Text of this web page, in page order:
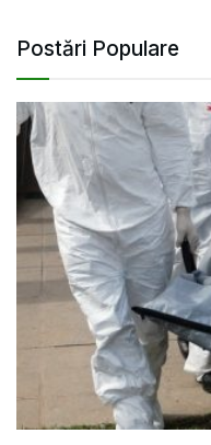
Postări Populare